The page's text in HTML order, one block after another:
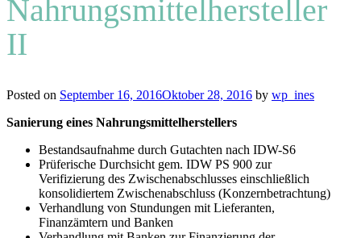
Nahrungsmittelhersteller
II
Posted on September 16, 2016Oktober 28, 2016 by wp_ines
Sanierung eines Nahrungsmittelherstellers
Bestandsaufnahme durch Gutachten nach IDW-S6
Prüferische Durchsicht gem. IDW PS 900 zur
Verifizierung des Zwischenabschlusses einschließlich
konsolidiertem Zwischenabschluss (Konzernbetrachtung)
Verhandlung von Stundungen mit Lieferanten,
Finanzämtern und Banken